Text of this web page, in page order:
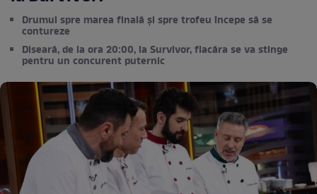
Drumul spre marea finală și spre trofeu începe să se
contureze
Diseară, de la ora 20:00, la Survivor, flacăra se va stinge
pentru un concurent puternic